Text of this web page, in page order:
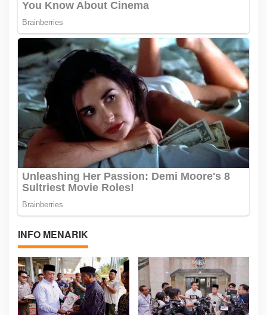
INFO MENARIK